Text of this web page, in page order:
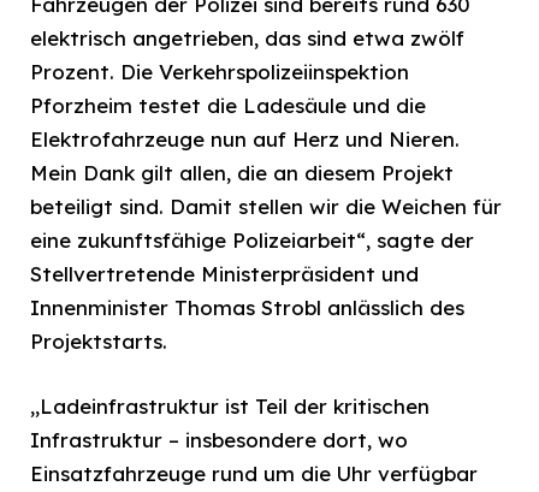
elektrisch angetrieben, das sind etwa zwölf
Prozent. Die Verkehrspolizeiinspektion
Pforzheim testet die Ladesäule und die
Elektrofahrzeuge nun auf Herz und Nieren.
Mein Dank gilt allen, die an diesem Projekt
beteiligt sind. Damit stellen wir die Weichen für
eine zukunftsfähige Polizeiarbeit“, sagte der
Stellvertretende Ministerpräsident und
Innenminister Thomas Strobl anlässlich des
Projektstarts.
„Ladeinfrastruktur ist Teil der kritischen
Infrastruktur – insbesondere dort, wo
Einsatzfahrzeuge rund um die Uhr verfügbar